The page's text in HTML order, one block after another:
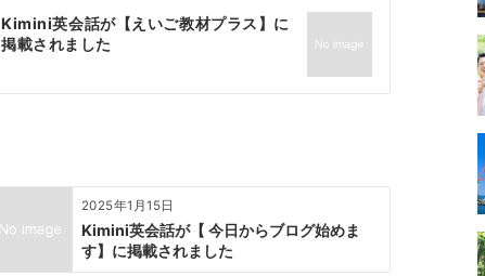
Kimini英会話が【えいご教材プラス】に
掲載されました
2025年1月15日
Kimini英会話が【 今日からブログ始めま
す】に掲載されました